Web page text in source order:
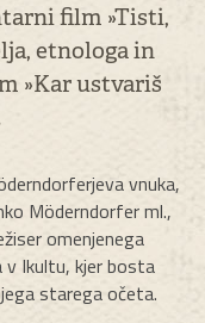
film »Tisti,
etnologa in
»Kar ustvariš
vnuka,
Möderndorfer ml.,
omenjenega
v Ikultu, kjer bosta
starega očeta.